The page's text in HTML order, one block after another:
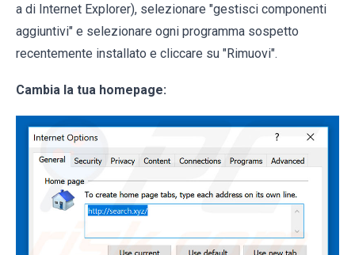
a di Internet Explorer), selezionare "gestisci componenti
aggiuntivi" e selezionare ogni programma sospetto
recentemente installato e cliccare su "Rimuovi".
Cambia la tua homepage: